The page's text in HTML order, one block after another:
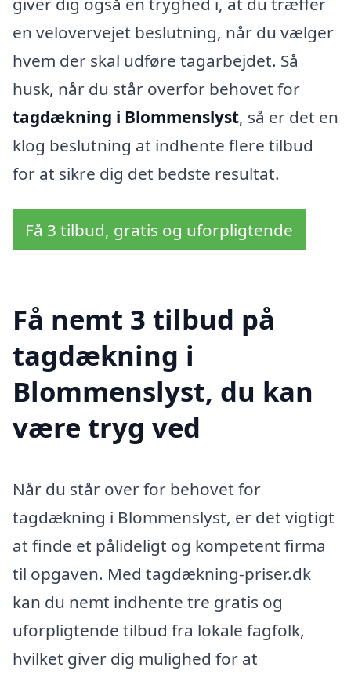
en velovervejet beslutning, når du vælger
hvem der skal udføre tagarbejdet. Så
husk, når du står overfor behovet for
tagdækning i Blommenslyst, så er det en
klog beslutning at indhente flere tilbud
for at sikre dig det bedste resultat.
Få 3 tilbud, gratis og uforpligtende
Få nemt 3 tilbud på
tagdækning i
Blommenslyst, du kan
være tryg ved
Når du står over for behovet for
tagdækning i Blommenslyst, er det vigtigt
at finde et pålideligt og kompetent firma
til opgaven. Med tagdækning-priser.dk
kan du nemt indhente tre gratis og
uforpligtende tilbud fra lokale fagfolk,
hvilket giver dig mulighed for at